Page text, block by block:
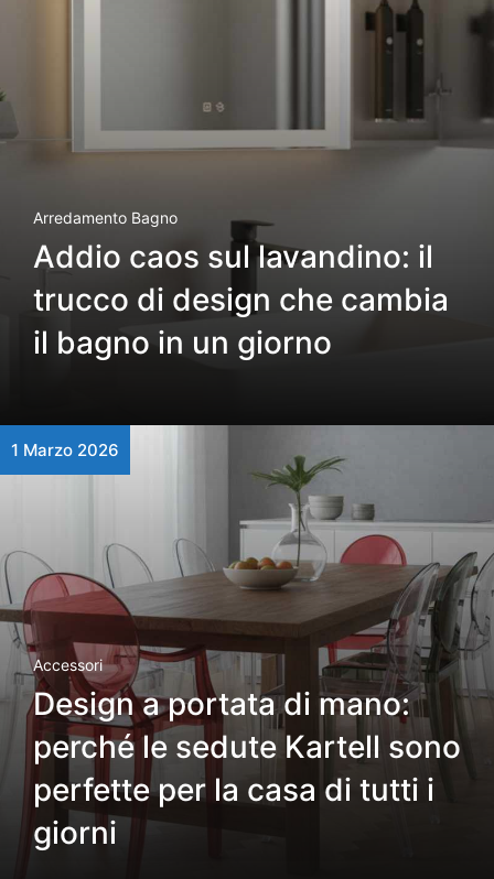
Arredamento Bagno
Addio caos sul lavandino: il
trucco di design che cambia
il bagno in un giorno
1 Marzo 2026
Accessori
Design a portata di mano:
perché le sedute Kartell sono
perfette per la casa di tutti i
giorni